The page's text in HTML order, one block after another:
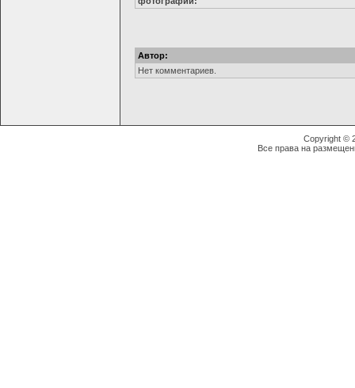
Автор:
Нет комментариев.
Copyright ©
Все права на